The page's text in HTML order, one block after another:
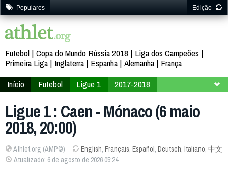
Populares Edição
Futebol Copa do Mundo Rússia 2018
Liga dos Campeões
Primeira Liga
Inglaterra Espanha Alemanha
França
Início
Futebol Ligue 1
2017-2018
Ligue 1 : Caen - Mónaco (6 maio
2018, 20:00)
Athlet.org (AMP©) English, Français, Español, Deutsch, Italiano, 中文
Atualizado: 6 de agosto de 2026 05:24